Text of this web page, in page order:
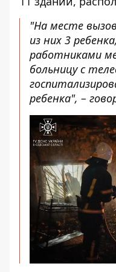
"На месте
из них 3
работниками
больницу с
ребенка", –